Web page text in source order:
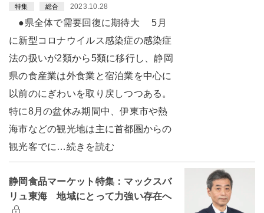
特集 総合 2023.10.28
●県全体で需要回復に期待大 5月
に新型コロナウイルス感染症の感染症
法の扱いが2類から5類に移行し、静岡
県の食産業は外食業と宿泊業を中心に
以前のにぎわいを取り戻しつつある。
特に8月の盆休み期間中、伊東市や熱
海市などの観光地は主に首都圏からの
観光客でに…続きを読む
静岡食品マーケット特集：マックスバ
リュ東海 地域にとって力強い存在へ